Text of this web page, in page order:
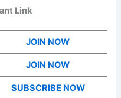
Link
JOIN NOW
JOIN NOW
SUBSCRIBE NOW